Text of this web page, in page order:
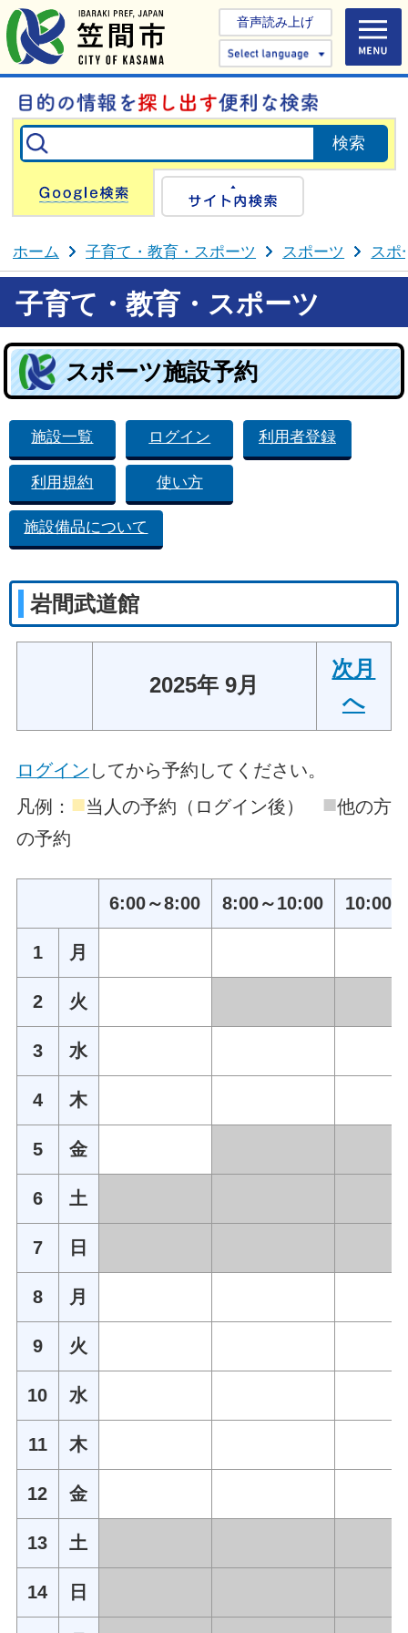
音声読み上げ
Select
Google検索
ホーム 子育て・教育・スポーツ スポーツ スポ
子育て・教育・スポーツ
スポーツ施設予約
施設一覧 ログイン 利用者登録
利用規約 使い方
施設備品について
岩間武道館
2025年 9月
次月
へ
ログイン してから予約してください。
凡例： ■当人の予約（ログイン後） ■他の方
の予約
6:00～8:00 8:00～10:00 10:00
1 月
2 火
3 水
4 木
5 金
6 土
7 日
8 月
9 火
10 水
11 木
12 金
13 土
14 日